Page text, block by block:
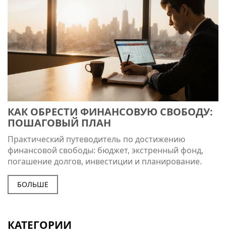
КАК ОБРЕСТИ ФИНАНСОВУЮ СВОБОДУ:
ПОШАГОВЫЙ ПЛАН
Практический путеводитель по достижению
финансовой свободы: бюджет, экстренный фонд,
погашение долгов, инвестиции и планирование.
БОЛЬШЕ
КАТЕГОРИИ